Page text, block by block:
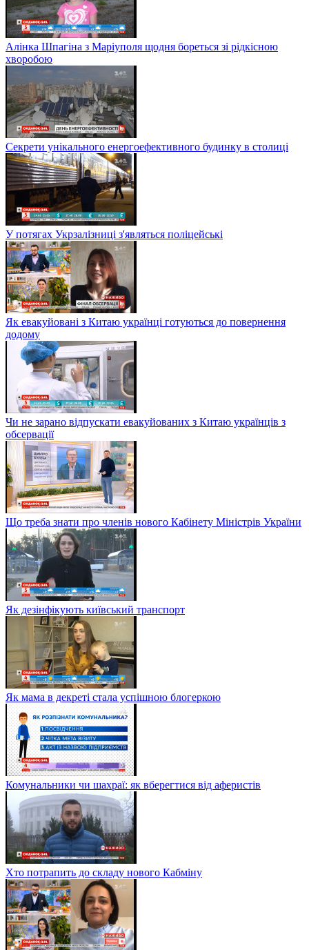
Алінка Шпагіна з Маріуполя щодня бореться зі рідкісною
хворобою
Секрети унікального енергоефективного будинку в столиці
У потягах Укрзалізниці з'являться поліцейські
Як евакуйовані з Китаю українці готуються до повернення
додому
Чи не зарано відпускати евакуйованих з Китаю українців з
обсервації
Що треба знати про членів нового Кабінету Міністрів України
Як дезінфікують київський транспорт
Як мама в декреті стала успішною блогеркою
Комунальники чи шахраї: як вберегтися від аферистів
Хто потрапить до складу нового Кабміну